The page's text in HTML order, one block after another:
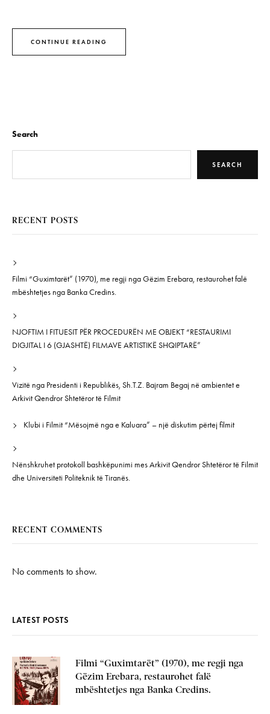
CONTINUE READING
Search
SEARCH
RECENT POSTS
Filmi “Guximtarët” (1970), me regji nga Gëzim Erebara, restaurohet falë
mbështetjes nga Banka Credins.
NJOFTIM I FITUESIT PËR PROCEDURËN ME OBJEKT “RESTAURIMI
DIGJITAL I 6 (GJASHTË) FILMAVE ARTISTIKË SHQIPTARË”
Vizitë nga Presidenti i Republikës, Sh.T.Z. Bajram Begaj në ambientet e
Arkivit Qendror Shtetëror të Filmit
Klubi i Filmit “Mësojmë nga e Kaluara” – një diskutim përtej filmit
Nënshkruhet protokoll bashkëpunimi mes Arkivit Qendror Shtetëror të Filmit
dhe Universiteti Politeknik të Tiranës.
RECENT COMMENTS
No comments to show.
LATEST POSTS
Filmi “Guximtarët” (1970), me regji nga
Gëzim Erebara, restaurohet falë
mbështetjes nga Banka Credins.